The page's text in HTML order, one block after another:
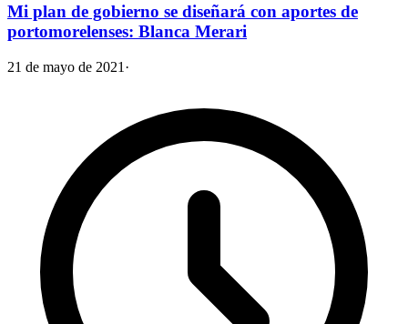
Mi plan de gobierno se diseñará con aportes de
portomorelenses: Blanca Merari
21 de mayo de 2021 ·